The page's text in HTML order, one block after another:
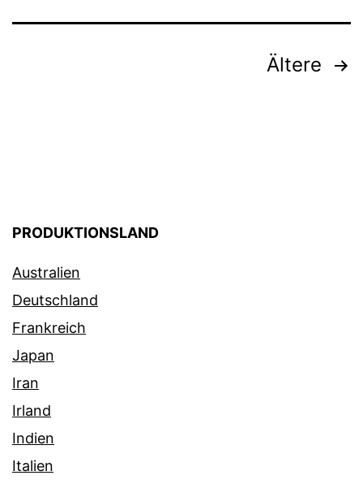
Ältere
PRODUKTIONSLAND
Australien
Deutschland
Frankreich
Japan
Iran
Irland
Indien
Italien